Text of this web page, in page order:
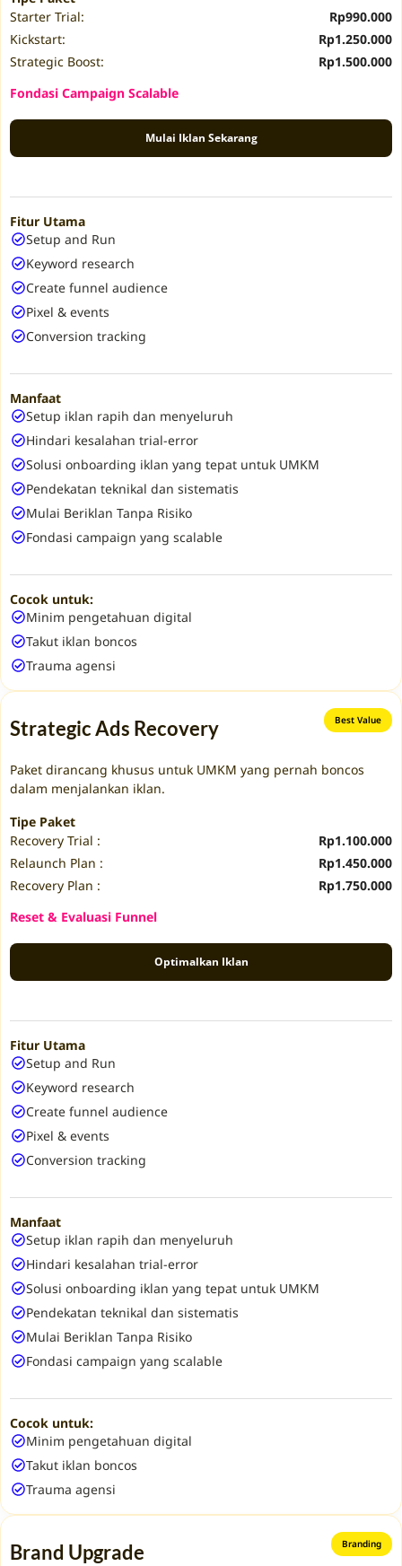
Starter Trial:
Rp990.000
Kickstart:
Rp1.250.000
Strategic Boost:
Rp1.500.000
Fondasi Campaign Scalable
Mulai Iklan Sekarang
Fitur Utama
Setup and Run
Keyword research
Create funnel audience
Pixel & events
Conversion tracking
Manfaat
Setup iklan rapih dan menyeluruh
Hindari kesalahan trial-error
Solusi onboarding iklan yang tepat untuk UMKM
Pendekatan teknikal dan sistematis
Mulai Beriklan Tanpa Risiko
Fondasi campaign yang scalable
Cocok untuk:
Minim pengetahuan digital
Takut iklan boncos
Trauma agensi
Strategic Ads Recovery Best Value
Paket dirancang khusus untuk UMKM yang pernah boncos
dalam menjalankan iklan.
Tipe Paket
Recovery Trial :
Rp1.100.000
Relaunch Plan :
Rp1.450.000
Recovery Plan :
Rp1.750.000
Reset & Evaluasi Funnel
Optimalkan Iklan
Fitur Utama
Setup and Run
Keyword research
Create funnel audience
Pixel & events
Conversion tracking
Manfaat
Setup iklan rapih dan menyeluruh
Hindari kesalahan trial-error
Solusi onboarding iklan yang tepat untuk UMKM
Pendekatan teknikal dan sistematis
Mulai Beriklan Tanpa Risiko
Fondasi campaign yang scalable
Cocok untuk:
Minim pengetahuan digital
Takut iklan boncos
Trauma agensi
Brand Upgrade Branding